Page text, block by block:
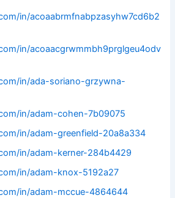
in/acoaabrmfnabpzasyhw7cd6b2
in/acoaacgrwmmbh9prglgeu4odv
in/ada-soriano-grzywna-
in/adam-cohen-7b09075
in/adam-greenfield-20a8a334
in/adam-kerner-284b4429
in/adam-knox-5192a27
in/adam-mccue-4864644